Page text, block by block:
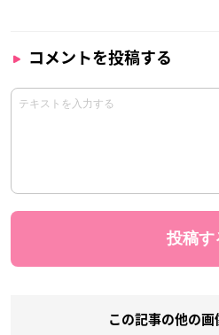
コメントを投稿する
この記事の他の画